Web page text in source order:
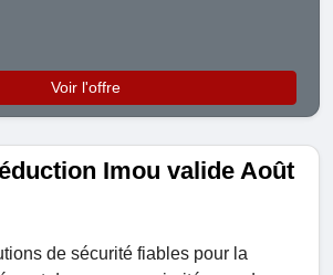
Voir l'offre
Imou valide Août
de sécurité fiables pour la